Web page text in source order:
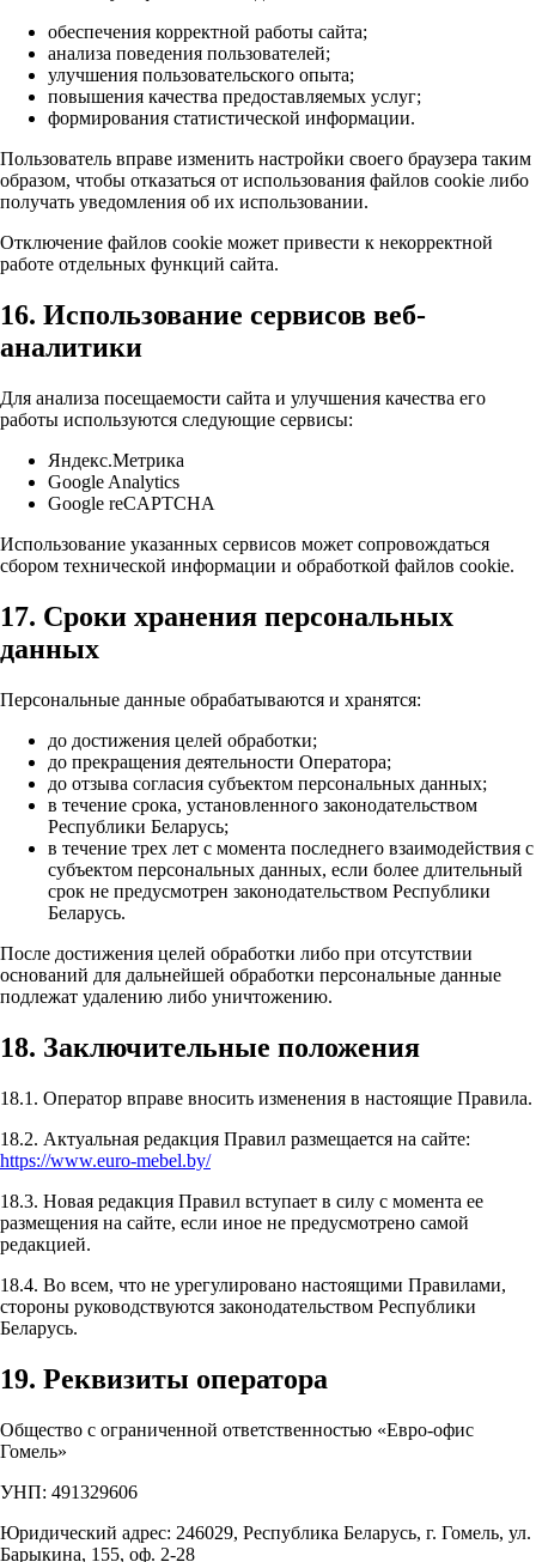
обеспечения корректной работы сайта;
анализа поведения пользователей;
улучшения пользовательского опыта;
повышения качества предоставляемых услуг;
формирования статистической информации.
Пользователь вправе изменить настройки своего браузера таким
образом, чтобы отказаться от использования файлов cookie либо
получать уведомления об их использовании.
Отключение файлов cookie может привести к некорректной
работе отдельных функций сайта.
16. Использование сервисов веб-
аналитики
Для анализа посещаемости сайта и улучшения качества его
работы используются следующие сервисы:
Яндекс.Метрика
Google Analytics
Google reCAPTCHA
Использование указанных сервисов может сопровождаться
сбором технической информации и обработкой файлов cookie.
17. Сроки хранения персональных
данных
Персональные данные обрабатываются и хранятся:
до достижения целей обработки;
до прекращения деятельности Оператора;
до отзыва согласия субъектом персональных данных;
в течение срока, установленного законодательством
Республики Беларусь;
в течение трех лет с момента последнего взаимодействия с
субъектом персональных данных, если более длительный
срок не предусмотрен законодательством Республики
Беларусь.
После достижения целей обработки либо при отсутствии
оснований для дальнейшей обработки персональные данные
подлежат удалению либо уничтожению.
18. Заключительные положения
18.1. Оператор вправе вносить изменения в настоящие Правила.
18.2. Актуальная редакция Правил размещается на сайте:
https://www.euro-mebel.by/
18.3. Новая редакция Правил вступает в силу с момента ее
размещения на сайте, если иное не предусмотрено самой
редакцией.
18.4. Во всем, что не урегулировано настоящими Правилами,
стороны руководствуются законодательством Республики
Беларусь.
19. Реквизиты оператора
Общество с ограниченной ответственностью «Евро-офис
Гомель»
УНП: 491329606
Юридический адрес: 246029, Республика Беларусь, г. Гомель, ул.
Барыкина, 155, оф. 2-28